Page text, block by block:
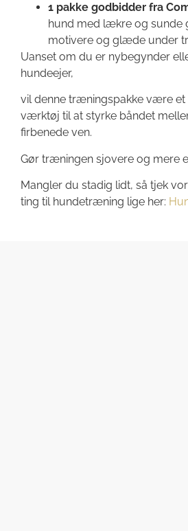
1 pakke godbidder fra
hund med lækre og sunde
motivere og glæde under
Uanset om du er nybegynder
hundeejer,
vil denne træningspakke være
værktøj til at styrke båndet
firbenede ven.
Gør træningen sjovere og mere
Mangler du stadig lidt, så tjek
ting til hundetræning lige her: